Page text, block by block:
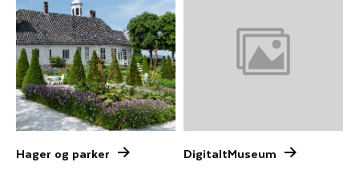
Hager og parker DigitaltMuseum